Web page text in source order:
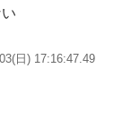
日) 17:16:47.49